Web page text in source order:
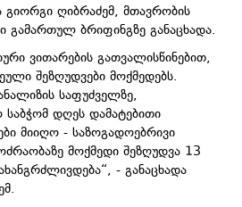
გიორგი ღიბრაძემ, მთავრობის
გამართულ ბრიფინგზე განაცხადა.
ვითარების გათვალისწინებით,
შეზღუდვები მოქმედებს.
საფუძველზე,
დღეს დამატებითი
მიიღო - საზოგადოებრივი
მოქმედი შეზღუდვა 13
- განაცხადა